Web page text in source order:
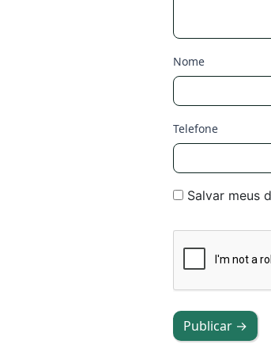
Nome
Telefone
Salvar meus
Publicar →